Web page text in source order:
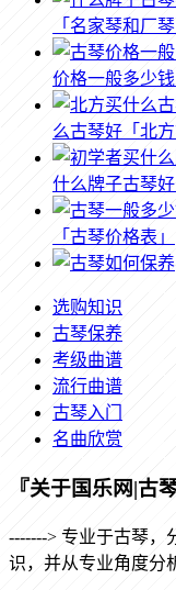
「名家琴和厂琴
价格一般多少
么古琴好「北
什么牌子古琴好
「古琴价格表」
选购知识
古琴保养
考级曲谱
流行曲谱
古琴入门
名曲欣赏
『关于国乐网|古琴
-------> 专业于古琴，
识，并从专业角度分